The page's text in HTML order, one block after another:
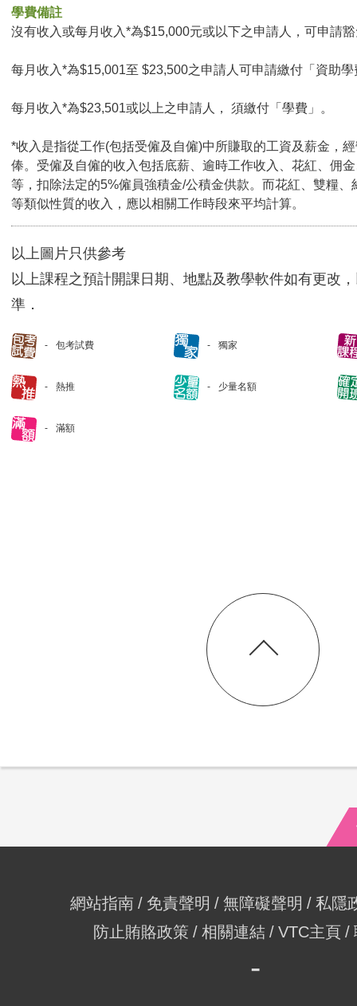
學費備註
沒有收入或每月收入*為$15,000元或以下之申請人，可申請
每月收入*為$15,001至 $23,500之申請人可申請繳付「資助學
每月收入*為$23,501或以上之申請人， 須繳付「學費」。
*收入是指從工作(包括受僱及自僱)中所賺取的工資及薪金，
俸。受僱及自僱的收入包括底薪、逾時工作收入、花紅、佣
等，扣除法定的5%僱員強積金/公積金供款。而花紅、雙糧、
等類似性質的收入，應以相關工作時段來平均計算。
以上圖片只供參考
以上課程之預計開課日期、地點及教學軟件如有更改
準．
包考試費 獨家
熱推 少量名額
滿額
網站指南 免責聲明 無障礙聲明
私隱
防止賄賂政策
相關連結 VTC主頁